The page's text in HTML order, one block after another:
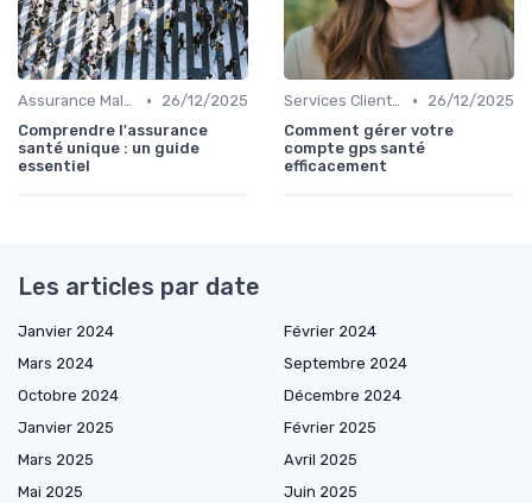
Assurance Maladie et Complémentaire Santé •
26/12/2025
Comprendre l'assurance
santé unique : un guide
essentiel
Services Clients et Assistance •
26/12/2025
Comment gérer votre
compte gps santé
efficacement
Les articles par date
Janvier 2024
Février 2024
Mars 2024
Septembre 2024
Octobre 2024
Décembre 2024
Janvier 2025
Février 2025
Mars 2025
Avril 2025
Mai 2025
Juin 2025